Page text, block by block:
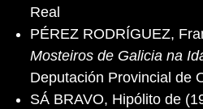
Real
PÉREZ RODRÍGUEZ,
Mosteiros de Galicia na
Deputación Provincial de
SÁ BRAVO, Hipólito de